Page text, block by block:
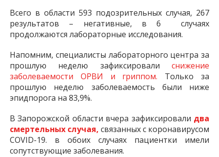
Всего в области 593 подозрительных случая, 267
результатов – негативные, в 6 случаях
продолжаются лабораторные исследования.
Напомним, специалисты лабораторного центра за
прошлую неделю зафиксировали снижение
заболеваемости ОРВИ и гриппом. Только за
прошлую неделю заболеваемость были ниже
эпидпорога на 83,9%.
В Запорожской области вчера зафиксировали два
смертельных случая, связанных с коронавирусом
COVID-19. в обоих случаях пациентки имели
сопутствующие заболевания.